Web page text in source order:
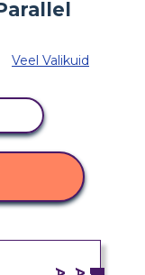
Veel Valikuid